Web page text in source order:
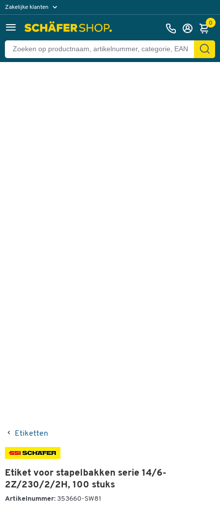
Zakelijke klanten
Particuliere klanten 0
Etiketten
Etiket voor stapelbakken serie 14/6-
2Z/230/2/2H, 100 stuks
Artikelnummer: 353660-SW81
Terug